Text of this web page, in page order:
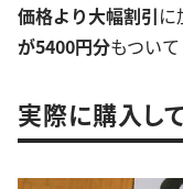
価格より大幅割引に
が5400円分もついて
実際に購入し